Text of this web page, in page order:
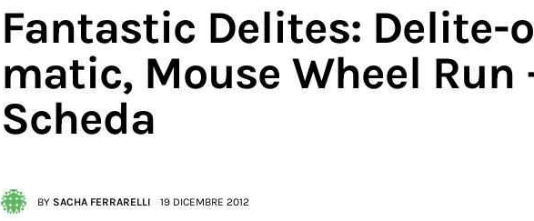
Fantastic Delites: Delite-
matic, Mouse Wheel Run
Scheda
BY SACHA FERRARELLI 19 DICEMBRE 2012